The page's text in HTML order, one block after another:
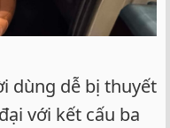
dùng dễ bị thuyết
với kết cấu ba